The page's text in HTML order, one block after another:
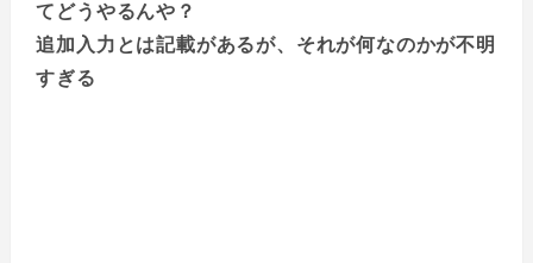
てどうやるんや？
追加入力とは記載があるが、それが何なのかが不明
すぎる